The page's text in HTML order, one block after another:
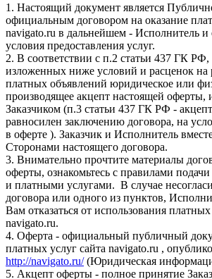
1. Настоящий документ является
официальным договором на оказание
navigato.ru в дальнейшем - Исполнитель и
условия предоставления услуг.
2. В соответствии с п.2 статьи 437 ГК РФ,
изложенных ниже условий и расценок на
платных объявлений юридическое или
производящее акцепт настоящей оферты,
Заказчиком (п.3 статьи 437 ГК РФ -
равносилен заключению договора, на
в оферте ). Заказчик и Исполнитель
Сторонами настоящего договора.
3. Внимательно прочтите материалы
оферты, ознакомьтесь с правилами
и платными услугами. В случае
договора или одного из пунктов,
Вам отказаться от использования платных
navigato.ru.
4. Оферта - официальный публичный
платных услуг сайта navigato.ru ,
http://navigato.ru/(Юридическая
5. Акцепт оферты - полное принятие